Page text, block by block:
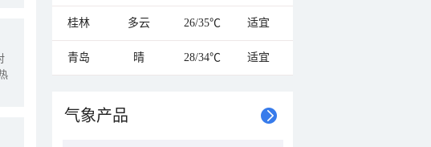
桂林 多云 26/35℃ 适宜
青岛 晴 28/34℃ 适宜
气象产品